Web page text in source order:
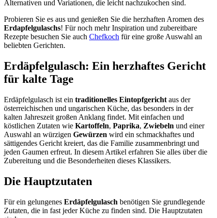
Alternativen und Variationen, die leicht nachzukochen sind.
Probieren Sie es aus und genießen Sie die herzhaften Aromen des
Erdapfelgulaschs! Für noch mehr Inspiration und zubereitbare
Rezepte besuchen Sie auch Chefkoch für eine große Auswahl an
beliebten Gerichten.
Erdäpfelgulasch: Ein herzhaftes Gericht
für kalte Tage
Erdäpfelgulasch ist ein traditionelles Eintopfgericht aus der
österreichischen und ungarischen Küche, das besonders in der
kalten Jahreszeit großen Anklang findet. Mit einfachen und
köstlichen Zutaten wie Kartoffeln, Paprika, Zwiebeln und einer
Auswahl an würzigen Gewürzen wird ein schmackhaftes und
sättigendes Gericht kreiert, das die Familie zusammenbringt und
jeden Gaumen erfreut. In diesem Artikel erfahren Sie alles über die
Zubereitung und die Besonderheiten dieses Klassikers.
Die Hauptzutaten
Für ein gelungenes Erdäpfelgulasch benötigen Sie grundlegende
Zutaten, die in fast jeder Küche zu finden sind. Die Hauptzutaten